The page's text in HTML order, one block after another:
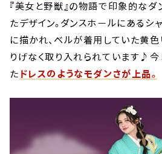
『美女と野獣』の物語で印象的なダ
たデザイン。ダンスホールにあるシ
に描かれ、ベルが着用していた黄色
りげなく取り入れられています♪
た ドレスのようなモダンさが上品。